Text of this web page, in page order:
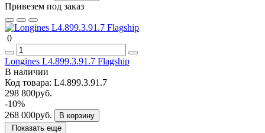
Привезем под заказ
0
Longines L4.899.3.91.7 Flagship
В наличии
Код товара: L4.899.3.91.7
298 800руб.
-10%
268 000руб.
В корзину
Показать еще